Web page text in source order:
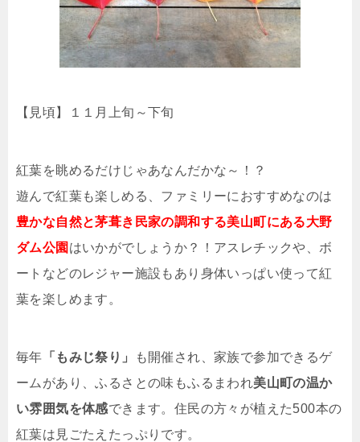
【見頃】１１月上旬～下旬
紅葉を眺めるだけじゃあなんだかな～！？
遊んで紅葉も楽しめる、ファミリーにおすすめなのは
豊かな自然と茅葺き民家の調和する美山町にある大野
ダム公園 はいかがでしょうか？！アスレチックや、ボ
ートなどのレジャー施設もあり身体いっぱい使って紅
葉を楽しめます。
毎年 「もみじ祭り」
も開催され、家族で参加できるゲ
ームがあり、ふるさとの味もふるまわれ美山町の温か
い雰囲気を体感できます。住民の方々が植えた500本の
紅葉は見ごたえたっぷりです。